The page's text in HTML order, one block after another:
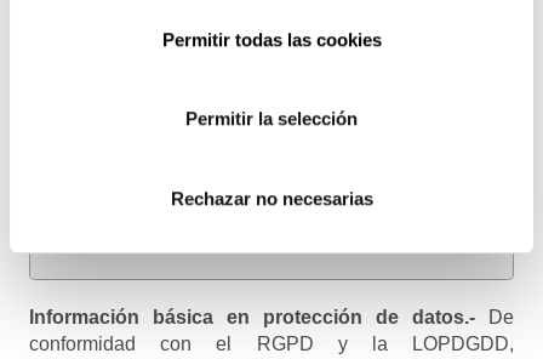
Permitir todas las cookies
Permitir la selección
Rechazar no necesarias
Nombre (opcional)
Información básica en protección de datos.- De
conformidad con el RGPD y la LOPDGDD,